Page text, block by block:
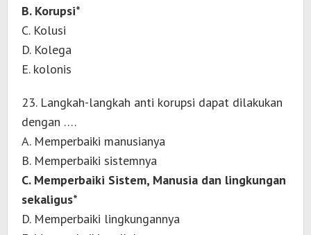
B. Korupsi*
C. Kolusi
D. Kolega
E. kolonis
23. Langkah-langkah anti korupsi dapat dilakukan
dengan ….
A. Memperbaiki manusianya
B. Memperbaiki sistemnya
C. Memperbaiki Sistem, Manusia dan lingkungan
sekaligus*
D. Memperbaiki lingkungannya